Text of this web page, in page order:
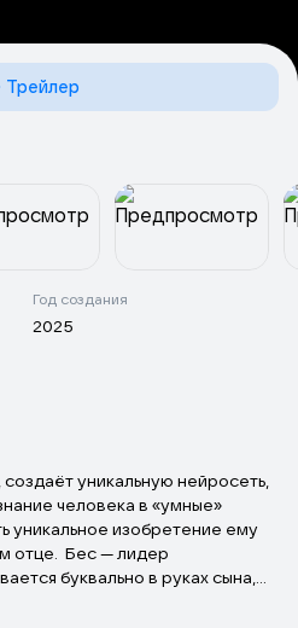
Трейлер
Год создания
2025
уникальную нейросеть,
человека в «умные»
уникальное изобретение ему
отце. Бес — лидер
буквально в руках сына,